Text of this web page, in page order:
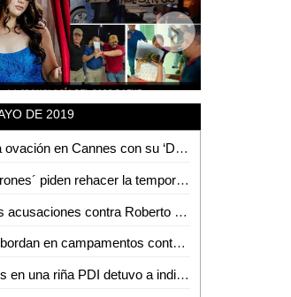
DE 2019
Almodóvar provoca la ovación en Cannes con su ‘Dolor y gloria’
Fans de ´Game of Thrones´ piden rehacer la temporada final
PRI se deslinda de las acusaciones contra Roberto Sandoval
Los migrantes se desbordan en campamentos contra Patrulla Fronteriza
Por probables lesiones en una riña PDI detuvo a individuo